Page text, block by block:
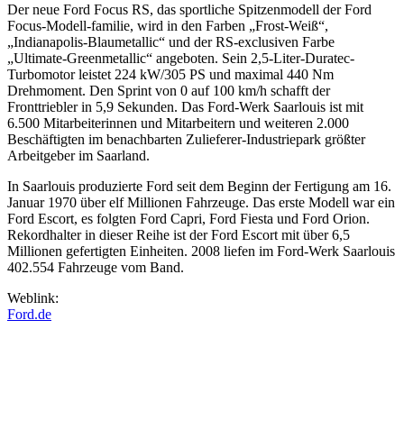
Der neue Ford Focus RS, das sportliche Spitzenmodell der Ford
Focus-Modell-familie, wird in den Farben „Frost-Weiß“,
„Indianapolis-Blaumetallic“ und der RS-exclusiven Farbe
„Ultimate-Greenmetallic“ angeboten. Sein 2,5-Liter-Duratec-
Turbomotor leistet 224 kW/305 PS und maximal 440 Nm
Drehmoment. Den Sprint von 0 auf 100 km/h schafft der
Fronttriebler in 5,9 Sekunden. Das Ford-Werk Saarlouis ist mit
6.500 Mitarbeiterinnen und Mitarbeitern und weiteren 2.000
Beschäftigten im benachbarten Zulieferer-Industriepark größter
Arbeitgeber im Saarland.
In Saarlouis produzierte Ford seit dem Beginn der Fertigung am 16.
Januar 1970 über elf Millionen Fahrzeuge. Das erste Modell war ein
Ford Escort, es folgten Ford Capri, Ford Fiesta und Ford Orion.
Rekordhalter in dieser Reihe ist der Ford Escort mit über 6,5
Millionen gefertigten Einheiten. 2008 liefen im Ford-Werk Saarlouis
402.554 Fahrzeuge vom Band.
Weblink:
Ford.de